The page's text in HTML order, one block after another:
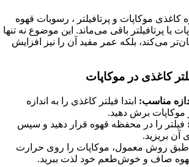
کاغذی موکاپات و پرتافیلتر ، رسوبات قهوه
یا پرتافیلتر باقی می‌ماند. این موضوع نه تنها
می‌کند، بلکه عمر مفید آن را نیز افزایش
کاغذی در موکاپات
مناسب: ابتدا فیلتر کاغذی را به اندازه
برش دهید.
فیلتر را در محفظه قهوه قرار دهید و سپس
آن بریزید.
طبق روش معمول، موکاپات را روی حرارت
قهوه صاف و خوش‌طعم خود لذت ببرید.